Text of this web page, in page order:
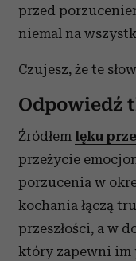
przed
niemal na
Czujesz, że te
Odpowiedź
Źródłem lęku
przeżycie
porzucenia w
kochania łączą
przeszłości, a w
który zapewni im